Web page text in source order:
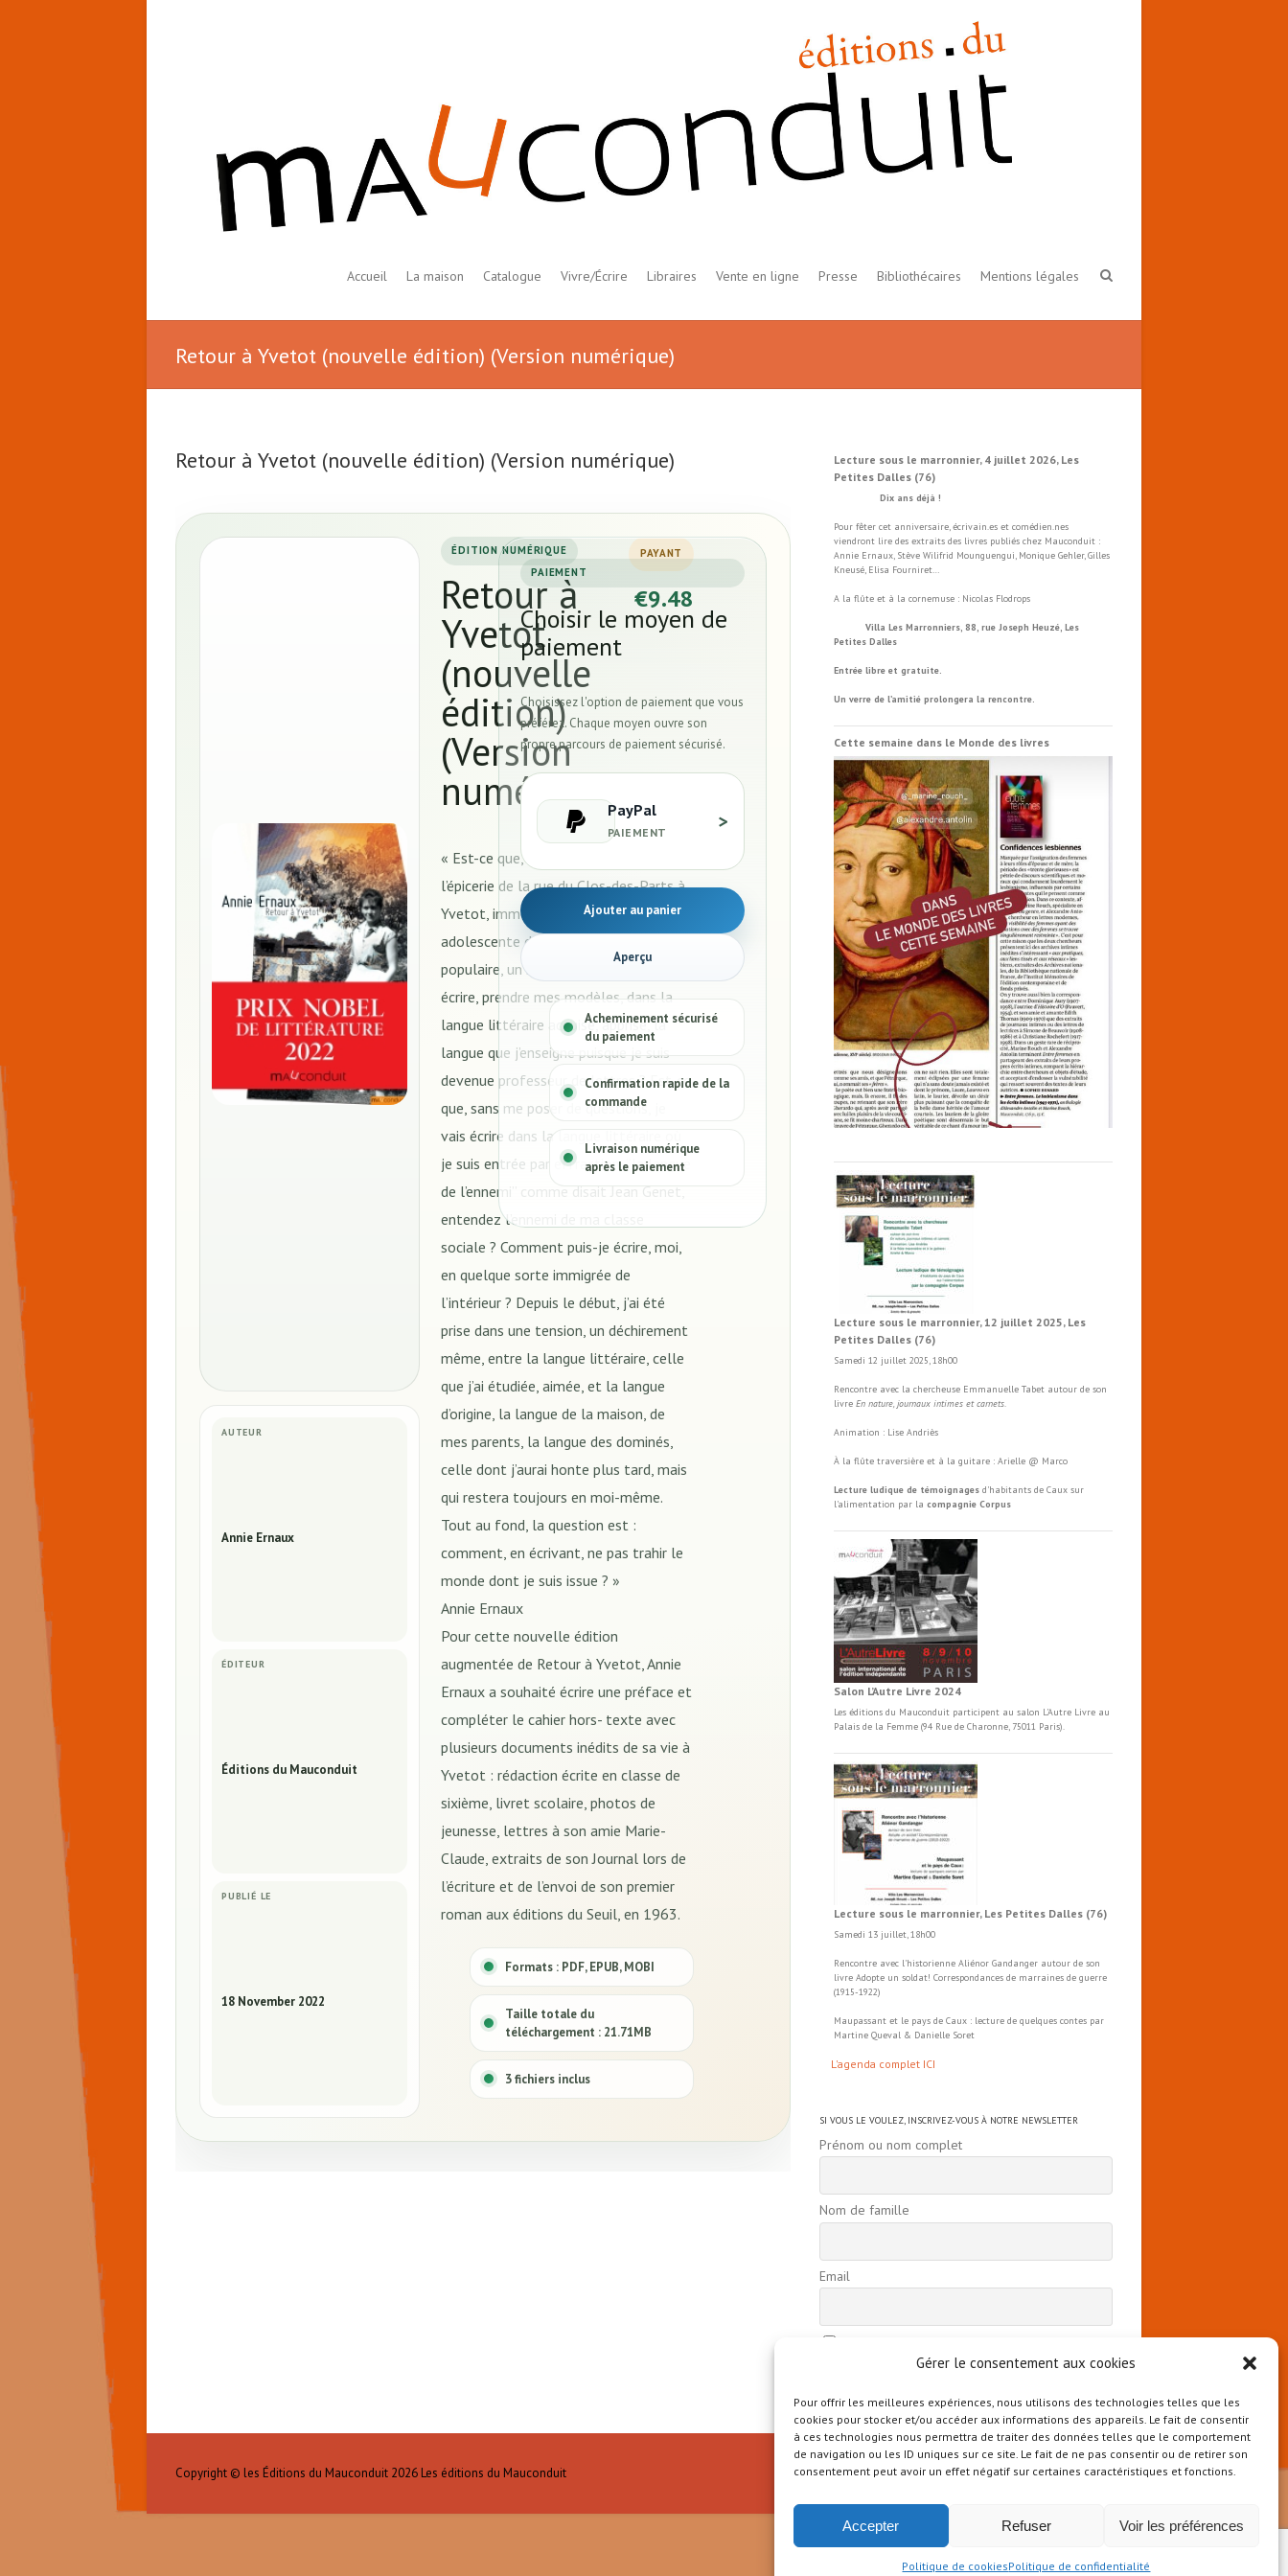
Gérer le consentement aux cookies
Pour offrir les meilleures expériences, nous utilisons des technologies telles que les
cookies pour stocker et/ou accéder aux informations des appareils. Le fait de consentir
à ces technologies nous permettra de traiter des données telles que le comportement
de navigation ou les ID uniques sur ce site. Le fait de ne pas consentir ou de retirer son
consentement peut avoir un effet négatif sur certaines caractéristiques et fonctions.
Accepter Refuser Voir les préférences
Politique de cookiesPolitique de confidentialité
Accueil La maison Catalogue Vivre/Écrire Libraires Vente en ligne Presse Bibliothécaires Mentions légales
Retour à Yvetot (nouvelle édition) (Version numérique)
Retour à Yvetot (nouvelle édition) (Version numérique)
AUTEUR
Annie Ernaux
ÉDITEUR
Éditions du Mauconduit
PUBLIÉ LE
18 November 2022
ÉDITION NUMÉRIQUE
Retour à
Yvetot
(nouvelle
édition)
(Version
numérique)
PAYANT
€9.48
« Est-ce que, moi, la petite fille de
l’épicerie de la rue du Clos-des-Parts à
Yvetot, immergée enfant et
adolescente dans une langue parlée
populaire, un monde populaire,je vais
écrire, prendre mes modèles, dans la
langue littéraire acquise, apprise, la
langue que j’enseigne puisque je suis
devenue professeur de lettres ? Est-ce
que, sans me poser de questions, je
vais écrire dans la langue littéraire où
je suis entrée par effraction, “la langue
de l’ennemi” comme disait Jean Genet,
entendez l’ennemi de ma classe
sociale ? Comment puis-je écrire, moi,
en quelque sorte immigrée de
l’intérieur ? Depuis le début, j’ai été
prise dans une tension, un déchirement
même, entre la langue littéraire, celle
que j’ai étudiée, aimée, et la langue
d’origine, la langue de la maison, de
mes parents, la langue des dominés,
celle dont j’aurai honte plus tard, mais
qui restera toujours en moi-même.
Tout au fond, la question est :
comment, en écrivant, ne pas trahir le
monde dont je suis issue ? »
Annie Ernaux
Pour cette nouvelle édition
augmentée de Retour à Yvetot, Annie
Ernaux a souhaité écrire une préface et
compléter le cahier hors- texte avec
plusieurs documents inédits de sa vie à
Yvetot : rédaction écrite en classe de
sixième, livret scolaire, photos de
jeunesse, lettres à son amie Marie-
Claude, extraits de son Journal lors de
l’écriture et de l’envoi de son premier
roman aux éditions du Seuil, en 1963.
Formats : PDF, EPUB, MOBI
Taille totale du
téléchargement : 21.71MB
3 fichiers inclus
PAIEMENT
Choisir le moyen de
paiement
Choisissez l'option de paiement que vous
préférez. Chaque moyen ouvre son
propre parcours de paiement sécurisé.
PayPal
PAIEMENT >
Ajouter au panier
Aperçu
Acheminement sécurisé
du paiement
Confirmation rapide de la
commande
Livraison numérique
après le paiement
Lecture sous le marronnier, 4 juillet 2026, Les
Petites Dalles (76)
Dix ans déjà !
Pour fêter cet anniversaire, écrivain.es et comédien.nes
viendront lire des extraits des livres publiés chez Mauconduit :
Annie Ernaux, Stève Wilifrid Mounguengui, Monique Gehler, Gilles
Kneusé, Elisa Fourniret…
A la flûte et à la cornemuse : Nicolas Flodrops
Villa Les Marronniers, 88, rue Joseph Heuzé, Les
Petites Dalles
Entrée libre et gratuite.
Un verre de l’amitié prolongera la rencontre.
Cette semaine dans le Monde des livres
Lecture sous le marronnier, 12 juillet 2025, Les
Petites Dalles (76)
Samedi 12 juillet 2025, 18h00
Rencontre avec la chercheuse Emmanuelle Tabet autour de son
livreEn nature, journaux intimes et carnets.
Animation : Lise Andriès
À la flûte traversière et à la guitare : Arielle @ Marco
Lecture ludique de témoignages d'habitants de Caux sur
l'alimentation par lacompagnie Corpus
Salon L’Autre Livre 2024
Les éditions du Mauconduit participent au salon L'Autre Livre au
Palais de la Femme (94 Rue de Charonne, 75011 Paris).
Lecture sous le marronnier, Les Petites Dalles (76)
Samedi 13 juillet, 18h00
Rencontre avec l'historienne Aliénor Gandanger autour de son
livre Adopte un soldat! Correspondances de marraines de guerre
(1915-1922)
Maupassant et le pays de Caux : lecture de quelques contes par
Martine Queval & Danielle Soret
L'agenda complet ICI
SI VOUS LE VOULEZ, INSCRIVEZ-VOUS À NOTRE NEWSLETTER
Prénom ou nom complet
Nom de famille
Email
Copyright © les Éditions du Mauconduit 2026Les éditions du Mauconduit